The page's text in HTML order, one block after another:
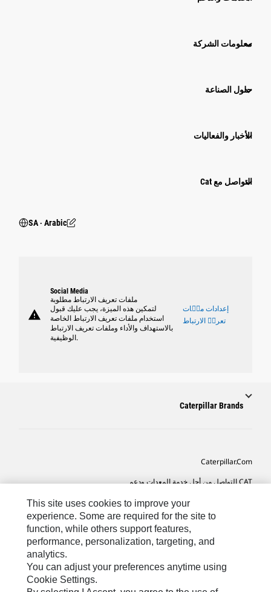
معلومات الشركة
حلول الصناعة
الأخبار والفعاليات
التواصل مع Cat
SA ‧ Arabic
warning
Social Media
ملفات تعريف الارتباط مطلوبة
لتمكين هذه الميزة، يجب عليك قبول
استخدام ملفات تعريف الارتباط الخاصة
بالاستهداف والأداء وملفات تعريف الارتباط
الوظيفية.
إعدادات ملٝات
تعريٝ الارتباط
Caterpillar Brands
Caterpillar.com
CAT التواصل من أجل خدمة المعدات ودعم
تفضيلات التسويق الخاصة بي
خريطة الموقع
Cookie Settings
This site uses cookies to improve your
experience. Some are required for the site to
function, while others support features,
performance, personalization, targeting, and
analytics.
You can adjust your preferences anytime using
Cookie Settings.